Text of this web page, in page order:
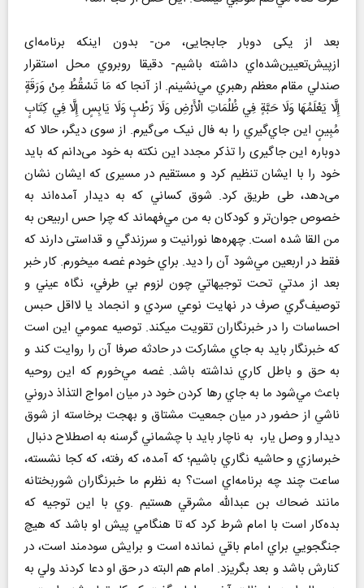
بعد از یکی دوبار جابجایی، من- بدون اینکه برنامه‌ای
از‌پیش‌تعیین‌شده‌اي داشته باشیم- دقيقا روبروي محل استقرار
صندلي مقام معظم رهبري مي‌نشينم. از آنجا كه مَا تَسْقُطُ مِنْ وَرَقَةٍ
إِلَّا يَعْلَمُهَا وَلَا حَبَّةٍ فِي ظُلُمَاتِ الْأَرْضِ وَلَا رَطْبٍ وَلَا يَابِسٍ إِلَّا فِي كِتَابٍ
مُبِينٍ اين جاي‌گيري را به فال نیک می‌گیرم. از سوی دیگر، حالا که
دوباره این جاگیری را تذکر مجدد این نکته به خود می‌دانم که باید
خود را با ایشان تنظیم کرد و مستقیم در مسیری که ایشان نشان
می‌دهد، طی طریق کرد. شوق كساني كه به ديدار آمده‌اند به
خصوص جوان‌تر و کودکان به من مي‌فهماند كه چرا حس اربيعن به
من القا شده است. چهره‌ها نورانيت و سرزندگي و قداستی دارند كه
فقط در اربعين مي‌شود آن را ديد. براي خودم غصه ميخورم. كار خبر
بعد از مدتي تحت توجيهاتي چون لزوم بي طرفي، نگاه عيني و
توصيف‌گري صرف در نهایت نوعي سردي و انجماد يا لااقل حبس
احساسات را در خبرنگاران تقويت ميكند. توصيه عمومي اين است
كه خبرنگار بايد به جاي مشاركت در حادثه صرفا آن را روايت كند و
به حق و باطل كاري نداشته باشد. غصه مي‌خورم كه اين روحيه
باعث مي‌شود ما به جاي رها كردن خود در ميان امواج التذاذ دروني
ناشي از حضور در ميان جمعيت مشتاق و بهجت برخاسته از شوق
ديدار و وصل يار، به ناچار بايد با چشماني گرسنه به اصطلاح دنبال
خبرسازي و حاشيه نگاري باشيم؛ كه آمده، كه رفته، كه كجا نشسته،
ساعت چند چه برنامه‌اي است؟ به نظرم ما خبرنگاران شوربختانه
مانند ضحاك بن عبدالله مشرقي هستيم .وي با اين توجيه كه
بده‌كار است با امام شرط كرد كه تا هنگامي پيش او باشد كه هيچ
جنگجويي براي امام باقي نمانده است و برايش سودمند است، در
كنارش باشد و بعد بگريزد. امام هم البته در حق او دعا كردند ولي به